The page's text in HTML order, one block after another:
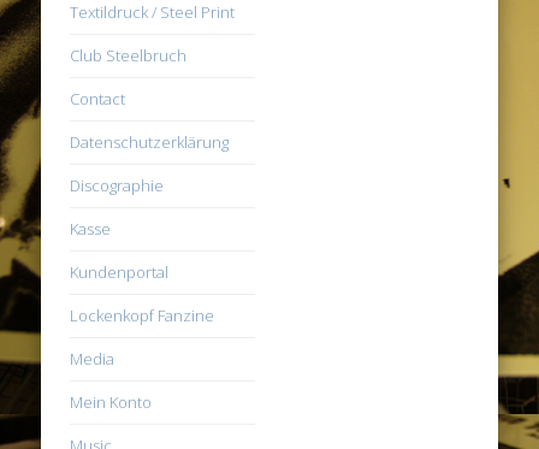
Textildruck / Steel Print
Club Steelbruch
Contact
Datenschutzerklärung
Discographie
Kasse
Kundenportal
Lockenkopf Fanzine
Media
Mein Konto